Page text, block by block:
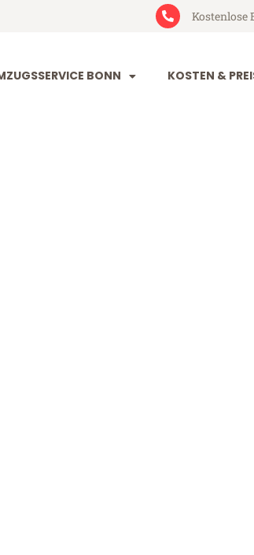
Kostenlose
BONN KOSTEN &